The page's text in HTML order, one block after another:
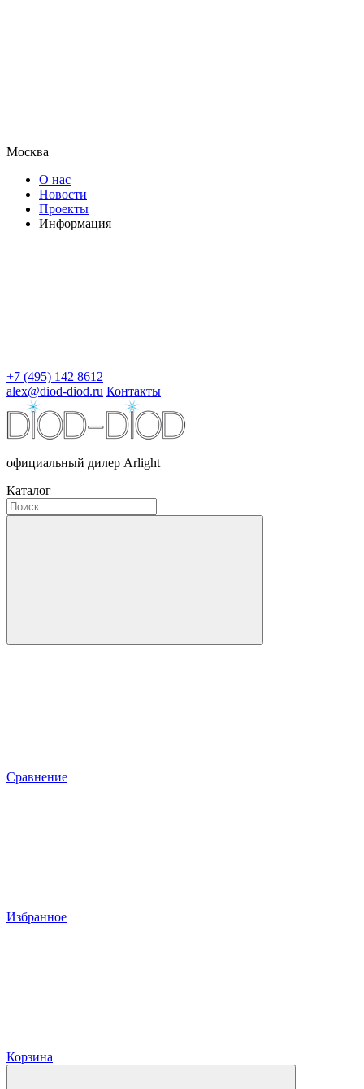
Москва
О нас
Новости
Проекты
Информация
+7 (495) 142 8612
alex@diod-diod.ru Контакты
официальный дилер Arlight
Каталог
Сравнение
Избранное
Корзина